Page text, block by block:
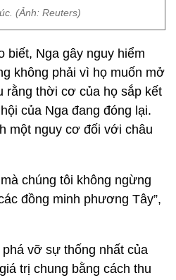
(Ảnh: Reuters)
biết, Nga gây nguy hiểm
không phải vì họ muốn mở
rằng thời cơ của họ sắp kết
của Nga đang đóng lại.
một nguy cơ đối với châu
chúng tôi không ngừng
đồng minh phương Tây”,
vỡ sự thống nhất của
trị chung bằng cách thu